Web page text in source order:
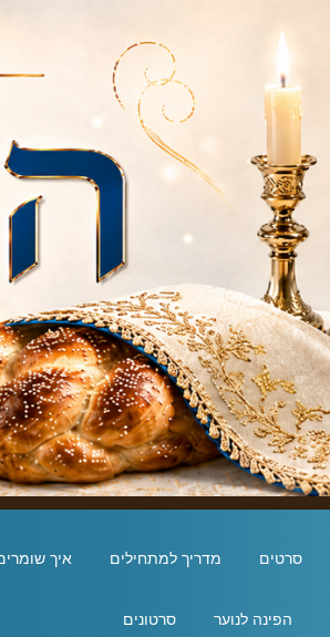
סרטים מדריך למתחילים איך
הפינה לנוער סרטונים